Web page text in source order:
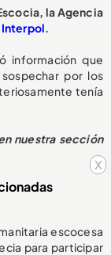
x
la Agencia
Interpol.
información que
por los
tenía
nuestra sección
escocesa
para participar